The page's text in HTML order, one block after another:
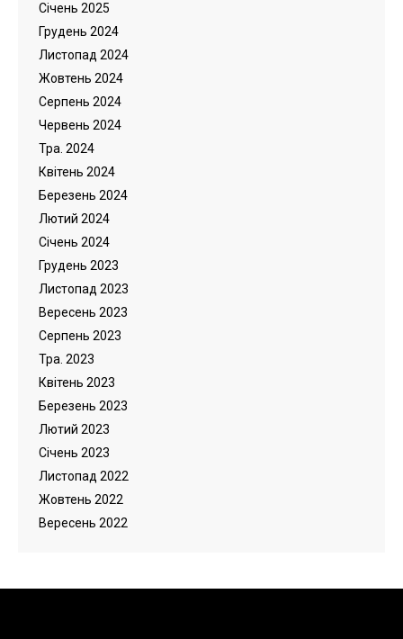
Cічень 2025
Грудень 2024
Листопад 2024
Жовтень 2024
Серпень 2024
Червень 2024
Тра. 2024
Квітень 2024
Березень 2024
Лютий 2024
Cічень 2024
Грудень 2023
Листопад 2023
Вересень 2023
Серпень 2023
Тра. 2023
Квітень 2023
Березень 2023
Лютий 2023
Cічень 2023
Листопад 2022
Жовтень 2022
Вересень 2022